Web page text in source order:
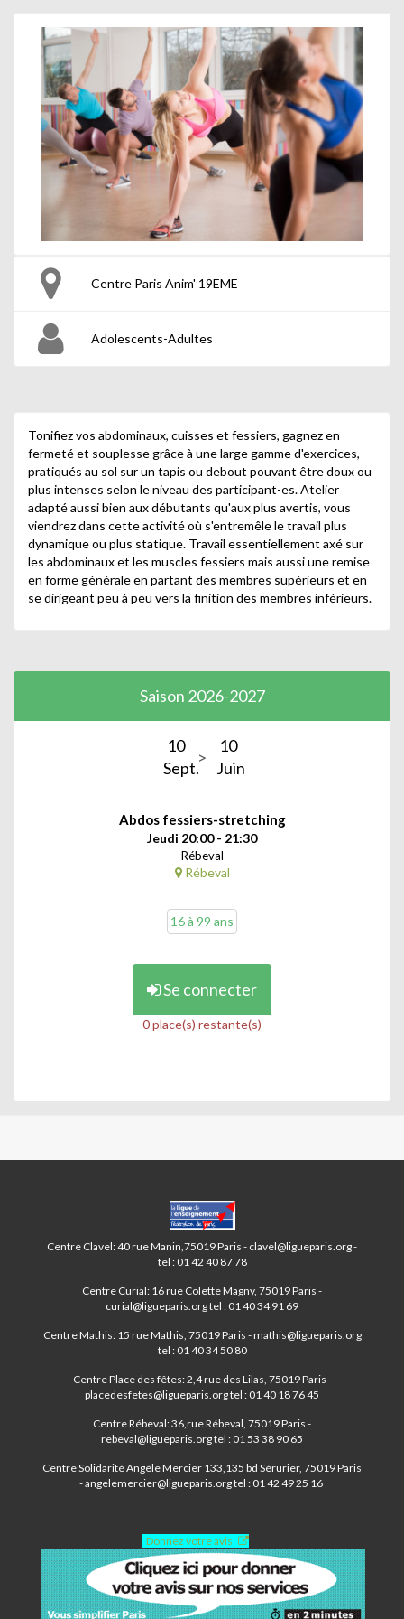
Centre Paris Anim' 19EME
Adolescents-Adultes
Tonifiez vos abdominaux, cuisses et fessiers, gagnez en
fermeté et souplesse grâce à une large gamme d'exercices,
pratiqués au sol sur un tapis ou debout pouvant être doux ou
plus intenses selon le niveau des participant-es. Atelier
adapté aussi bien aux débutants qu'aux plus avertis, vous
viendrez dans cette activité où s'entremêle le travail plus
dynamique ou plus statique. Travail essentiellement axé sur
les abdominaux et les muscles fessiers mais aussi une remise
en forme générale en partant des membres supérieurs et en
se dirigeant peu à peu vers la finition des membres inférieurs.
Saison 2026-2027
10
Sept.
10
Juin
Abdos fessiers-stretching
Jeudi 20:00 - 21:30
Rébeval
Rébeval
16 à 99 ans
Se connecter
0 place(s) restante(s)
CENTRES
PARIS
ANIM’
19ÈME
Centre Clavel: 40 rue Manin,75019 Paris - clavel@ligueparis.org -
tel : 01 42 40 87 78
Centre Curial: 16 rue Colette Magny, 75019 Paris -
curial@ligueparis.org tel : 01 40 34 91 69
Centre Mathis: 15 rue Mathis, 75019 Paris - mathis@ligueparis.org
tel : 01 40 34 50 80
Centre Place des fêtes: 2,4 rue des Lilas, 75019 Paris -
placedesfetes@ligueparis.org tel : 01 40 18 76 45
Centre Rébeval: 36,rue Rébeval, 75019 Paris -
rebeval@ligueparis.org tel : 01 53 38 90 65
Centre Solidarité Angèle Mercier 133,135 bd Sérurier, 75019 Paris
- angelemercier@ligueparis.org tel : 01 42 49 25 16
Donnez votre avis